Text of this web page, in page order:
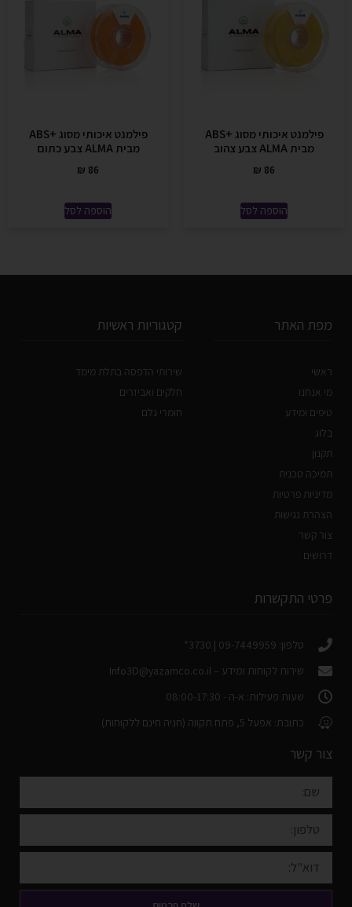
פילמנט איכותי מסוג +ABS
מבית ALMA צבע צהוב
₪ 86
הוספה לסל
פילמנט איכותי מסוג +ABS
מבית ALMA צבע כתום
₪ 86
הוספה לסל
מפת האתר
ראשי
מי אנחנו
טיפים ומידע
בלוג
תקנון
תמיכה טכנית
מדיניות פרטיות
הצהרת נגישות
צור קשר
דרושים
קטגוריות ראשיות
שירותי הדפסה בתלת מימד
חלקים ואביזרים
חומרי גלם
פרטי התקשרות
טלפון: 09-7449959 | 3730*
שירות לקוחות ומידע – Info3D@yazamco.co.il
שעות פעילות: א-ה - 08:00-17:30
כתובת: אפעל 5, פתח תקווה (חניה חינם ללקוחות)
צור קשר